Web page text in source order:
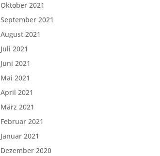
Oktober 2021
September 2021
August 2021
Juli 2021
Juni 2021
Mai 2021
April 2021
März 2021
Februar 2021
Januar 2021
Dezember 2020